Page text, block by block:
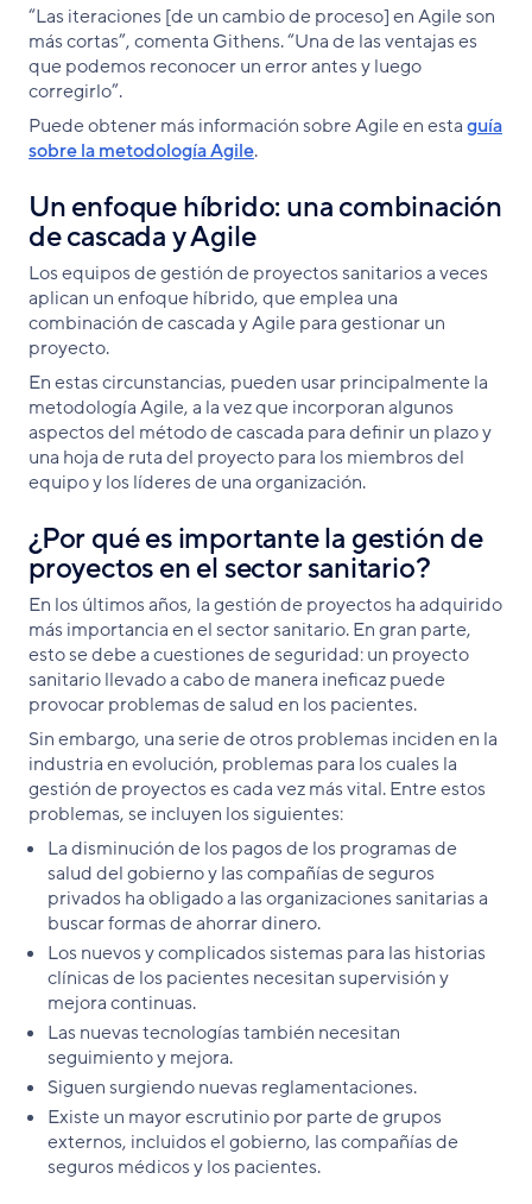
“Las iteraciones [de un cambio de proceso] en Agile son
más cortas”, comenta Githens. “Una de las ventajas es
que podemos reconocer un error antes y luego
corregirlo”.
Puede obtener más información sobre Agile en estaguía
sobre la metodología Agile.
Un enfoque híbrido: una combinación
de cascada y Agile
Los equipos de gestión de proyectos sanitarios a veces
aplican un enfoque híbrido, que emplea una
combinación de cascada y Agile para gestionar un
proyecto.
En estas circunstancias, pueden usar principalmente la
metodología Agile, a la vez que incorporan algunos
aspectos del método de cascada para definir un plazo y
una hoja de ruta del proyecto para los miembros del
equipo y los líderes de una organización.
¿Por qué es importante la gestión de
proyectos en el sector sanitario?
En los últimos años, la gestión de proyectos ha adquirido
más importancia en el sector sanitario. En gran parte,
esto se debe a cuestiones de seguridad: un proyecto
sanitario llevado a cabo de manera ineficaz puede
provocar problemas de salud en los pacientes.
Sin embargo, una serie de otros problemas inciden en la
industria en evolución, problemas para los cuales la
gestión de proyectos es cada vez más vital. Entre estos
problemas, se incluyen los siguientes:
La disminución de los pagos de los programas de
salud del gobierno y las compañías de seguros
privados ha obligado a las organizaciones sanitarias a
buscar formas de ahorrar dinero.
Los nuevos y complicados sistemas para las historias
clínicas de los pacientes necesitan supervisión y
mejora continuas.
Las nuevas tecnologías también necesitan
seguimiento y mejora.
Siguen surgiendo nuevas reglamentaciones.
Existe un mayor escrutinio por parte de grupos
externos, incluidos el gobierno, las compañías de
seguros médicos y los pacientes.